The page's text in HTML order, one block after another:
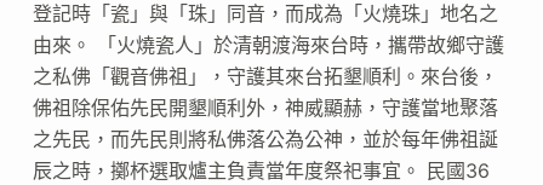
登記時「瓷」與「珠」同音，而成為「火燒珠」地名之
由來。 「火燒瓷人」於清朝渡海來台時，攜帶故鄉守護
之私佛「觀音佛祖」，守護其來台拓墾順利。來台後，
佛祖除保佑先民開墾順利外，神威顯赫，守護當地聚落
之先民，而先民則將私佛落公為公神，並於每年佛祖誕
辰之時，擲杯選取爐主負責當年度祭祀事宜。 民國36